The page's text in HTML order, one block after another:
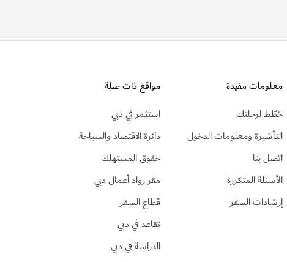
معلومات مفيدة
خطّط لرحلتك
التأشيرة ومعلومات الدخول
اتصل بنا
الأسئلة المتكررة
إرشادات السفر
مواقع ذات صلة
استثمر في دبي
دائرة الاقتصاد والسياحة
حقوق المستهلك
مقر رواد أعمال دبي
قطاع السفر
تقاعد في دبي
الدراسة في دبي